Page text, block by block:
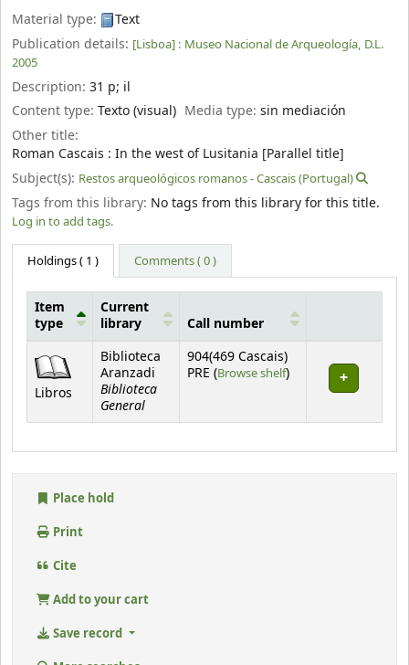
Material type:
Text
Publication details: [Lisboa] : Museo Nacional de Arqueología, D.L.
2005
Description: 31 p; il
Content type: Texto (visual) Media type:sin mediación
Other title:
Roman Cascais : In the west of Lusitania [Parallel title]
Subject(s): Restos arqueológicos romanos - Cascais (Portugal)
Tags from this library: No tags from this library for this title.
Log in to add tags.
Holdings( 1 ) Comments ( 0 )
Item
type
Current
library
Call number
Libros
Biblioteca
Aranzadi
Biblioteca
General
904(469 Cascais)
PRE (Browse shelf(Opens below)
)
Place hold
Print
Cite
Add to your cart
Save record